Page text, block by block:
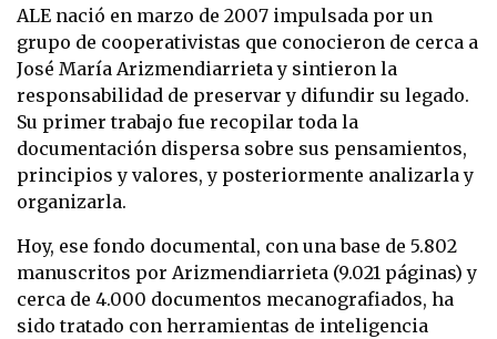
ALE nació en marzo de 2007 impulsada por un
grupo de cooperativistas que conocieron de cerca a
José María Arizmendiarrieta y sintieron la
responsabilidad de preservar y difundir su legado.
Su primer trabajo fue recopilar toda la
documentación dispersa sobre sus pensamientos,
principios y valores, y posteriormente analizarla y
organizarla.
Hoy, ese fondo documental, con una base de 5.802
manuscritos por Arizmendiarrieta (9.021 páginas) y
cerca de 4.000 documentos mecanografiados, ha
sido tratado con herramientas de inteligencia